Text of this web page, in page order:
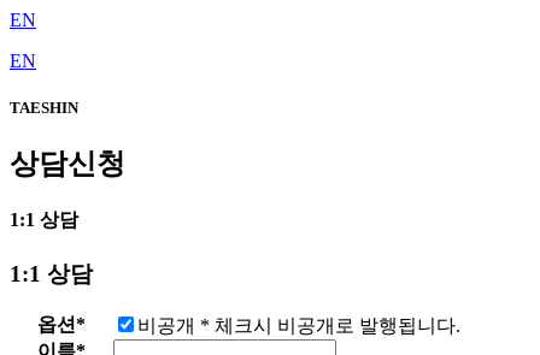
EN
EN
TAESHIN
상담신청
1:1 상담
1:1 상담
옵션* 비공개 * 체크시 비공개로 발행됩니다.
이름*